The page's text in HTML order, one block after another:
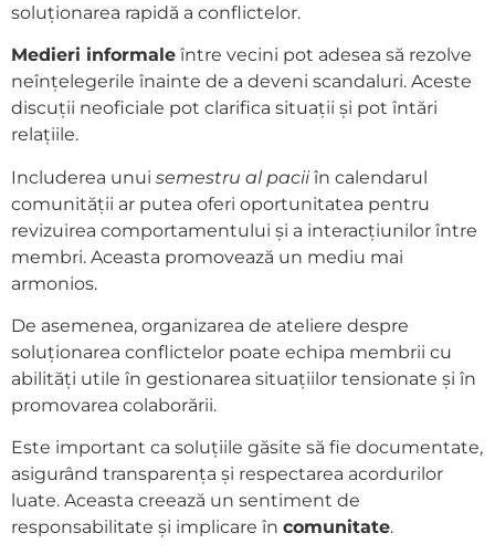
soluționarea rapidă a conflictelor.
Medieri informale între vecini pot adesea să rezolve
neînțelegerile înainte de a deveni scandaluri. Aceste
discuții neoficiale pot clarifica situații și pot întări
relațiile.
Includerea unui semestru al paciiîn calendarul
comunității ar putea oferi oportunitatea pentru
revizuirea comportamentului și a interacțiunilor între
membri. Aceasta promovează un mediu mai
armonios.
De asemenea, organizarea de ateliere despre
soluționarea conflictelor poate echipa membrii cu
abilități utile în gestionarea situațiilor tensionate și în
promovarea colaborării.
Este important ca soluțiile găsite să fie documentate,
asigurând transparența și respectarea acordurilor
luate. Aceasta creează un sentiment de
responsabilitate și implicare în comunitate.